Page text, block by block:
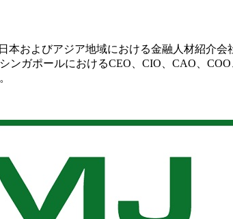
本およびアジア地域における金融人材紹
ンガポールにおけるCEO、CIO、CAO、